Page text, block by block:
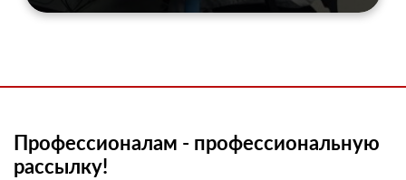
Профессионалам - профессиональную
рассылку!